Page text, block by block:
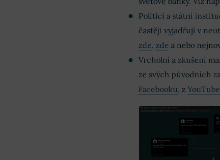
Politici a státní
častěji vyjadřují v
zde, zde a nebo
Vrcholní a zkušení
ze svých původních
Facebooku, z YouTube